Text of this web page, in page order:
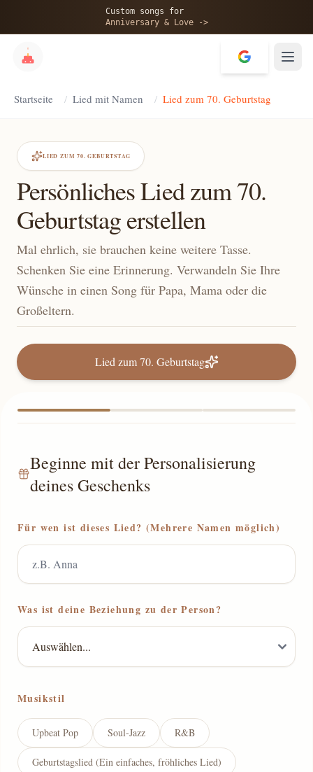
Custom songs for
Anniversary & Love ->
Startseite / Lied mit Namen / Lied zum 70. Geburtstag
LIED ZUM 70. GEBURTSTAG
Persönliches Lied zum 70.
Geburtstag erstellen
Mal ehrlich, sie brauchen keine weitere Tasse.
Schenken Sie eine Erinnerung. Verwandeln Sie Ihre
Wünsche in einen Song für Papa, Mama oder die
Großeltern.
Lied zum 70. Geburtstag
Beginne mit der Personalisierung
deines Geschenks
Für wen ist dieses Lied? (Mehrere Namen möglich)
Was ist deine Beziehung zu der Person?
Musikstil
Upbeat Pop Soul-Jazz R&B
Geburtstagslied (Ein einfaches, fröhliches Lied)